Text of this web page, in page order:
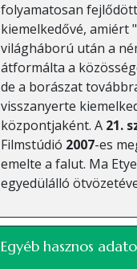
folyamatosan
kiemelkedővé, amiért
világháború után a
átformálta a
de a borászat
visszanyerte
központjaként. A 21.
Filmstúdió 2007-es
emelte a falut. Ma
egyedülálló
Egyéb hasznos